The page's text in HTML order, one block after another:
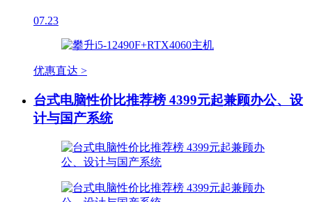
07.23
优惠直达 >
台式电脑性价比推荐榜 4399元起兼顾办公、设
计与国产系统